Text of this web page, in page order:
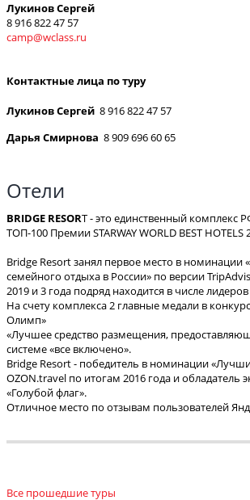
Лукинов Сергей
8 916 822 47 57
camp@wclass.ru
Контактные лица по туру
Лукинов Сергей 8 916 822 47 57
Дарья Смирнова 8 909 696 60 65
Отели
BRIDGE RESORT - это единственный комплекс
ТОП-100 Премии STARWAY WORLD BEST HOTELS
Bridge Resort занял первое место в номинации
семейного отдыха в России» по версии
2019 и 3 года подряд находится в числе
На счету комплекса 2 главные медали в
Олимп»
«Лучшее средство размещения,
системе «все включено».
Bridge Resort - победитель в номинации
OZON.travel по итогам 2016 года и обладатель
«Голубой флаг».
Отличное место по отзывам пользователей
Все прошедшие туры